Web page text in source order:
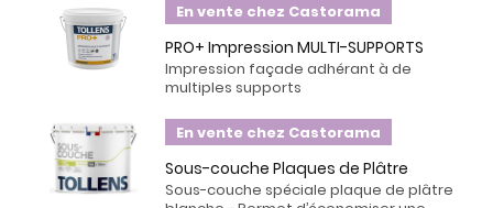
En vente chez Castorama
PRO+ Impression MULTI-SUPPORTS
Impression façade adhérant à de
multiples supports
En vente chez Castorama
Sous-couche Plaques de Plâtre
Sous-couche spéciale plaque de plâtre